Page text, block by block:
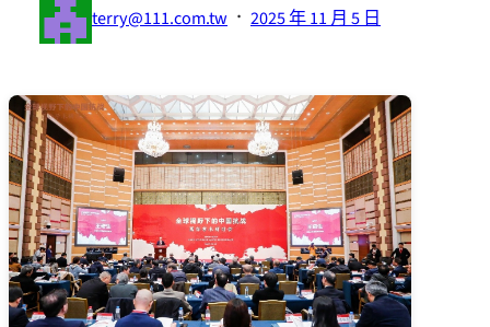
terry@111.com.tw · 2025 年 11 月 5 日